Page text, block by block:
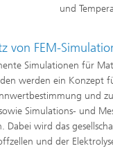
und
von FEM-
Simulationen für
werden ein Konzept
und
Simulations- und
wird das
und der